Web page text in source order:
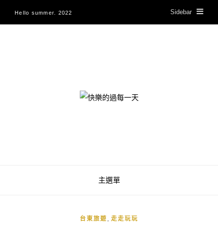
Hello summer. 2022 Sidebar
快樂的過每一天
主選單
台東旅遊 走走玩玩